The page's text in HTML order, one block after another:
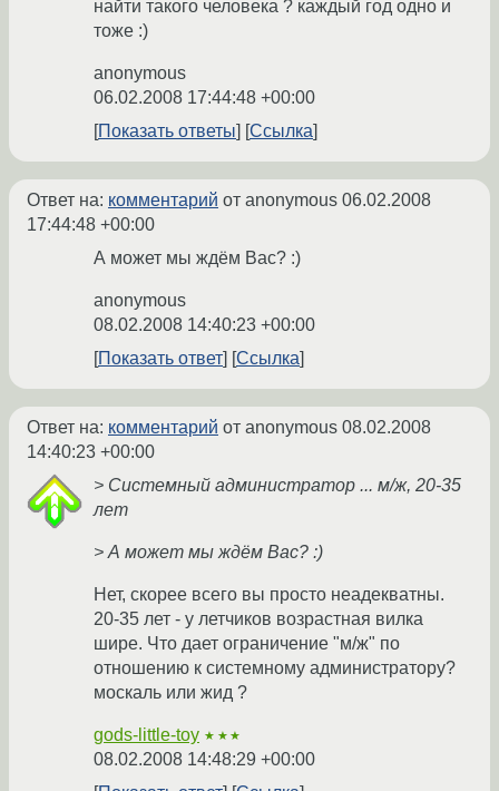
найти такого человека ? каждый год одно и
тоже :)
anonymous
06.02.2008 17:44:48 +00:00
Показать ответы
Ссылка
Ответ на: комментарий от anonymous 06.02.2008
17:44:48 +00:00
А может мы ждём Вас? :)
anonymous
08.02.2008 14:40:23 +00:00
Показать ответ
Ссылка
Ответ на: комментарий от anonymous 08.02.2008
14:40:23 +00:00
> Системный администратор ... м/ж, 20-35
лет
> А может мы ждём Вас? :)
Нет, скорее всего вы просто неадекватны.
20-35 лет - у летчиков возрастная вилка
шире. Что дает ограничение "м/ж" по
отношению к системному администратору?
москаль или жид ?
gods-little-toy ★★★
08.02.2008 14:48:29 +00:00